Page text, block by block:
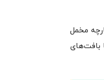
مخمل
بافت‌های